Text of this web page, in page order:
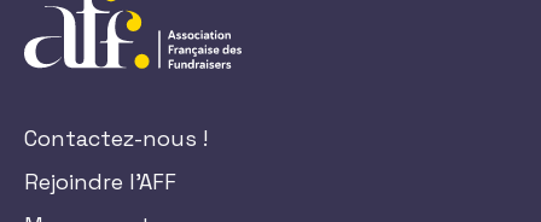
Contactez-nous !
Rejoindre l'AFF